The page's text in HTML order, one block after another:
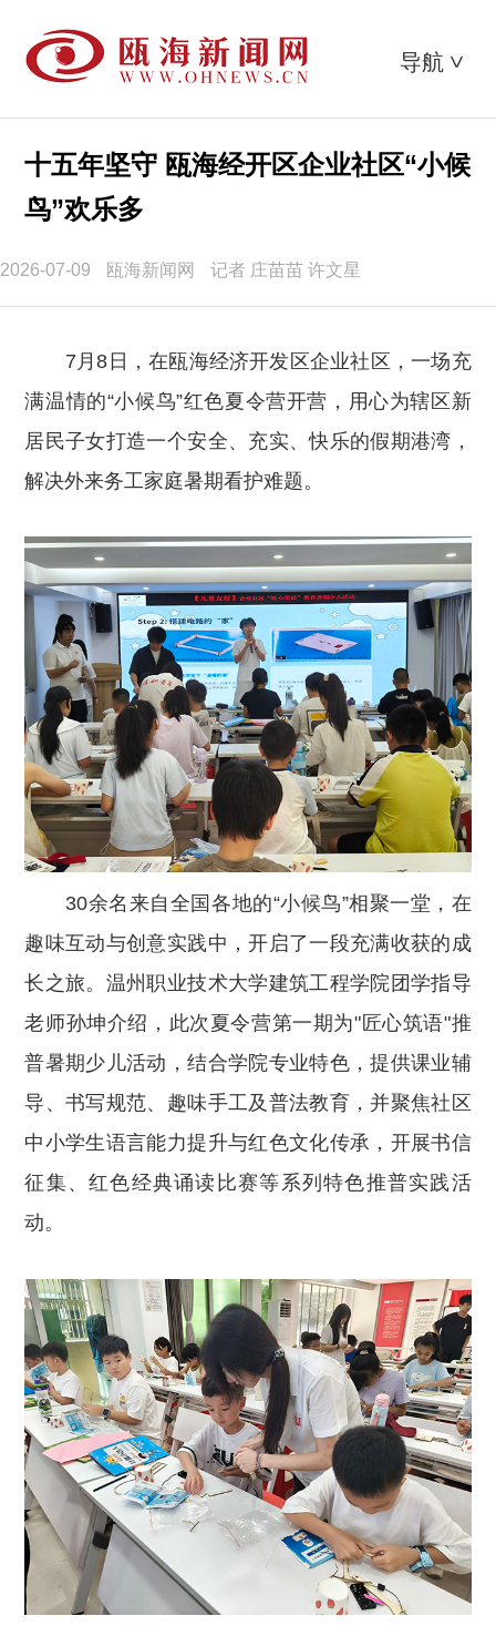
导航 >
十五年坚守 瓯海经开区企业社区“小候
鸟”欢乐多
2026-07-09 瓯海新闻网 记者 庄苗苗 许文星
7月8日，在瓯海经济开发区企业社区，一场充
满温情的“小候鸟”红色夏令营开营，用心为辖区新
居民子女打造一个安全、充实、快乐的假期港湾，
解决外来务工家庭暑期看护难题。
30余名来自全国各地的“小候鸟”相聚一堂，在
趣味互动与创意实践中，开启了一段充满收获的成
长之旅。温州职业技术大学建筑工程学院团学指导
老师孙坤介绍，此次夏令营第一期为"匠心筑语"推
普暑期少儿活动，结合学院专业特色，提供课业辅
导、书写规范、趣味手工及普法教育，并聚焦社区
中小学生语言能力提升与红色文化传承，开展书信
征集、红色经典诵读比赛等系列特色推普实践活
动。